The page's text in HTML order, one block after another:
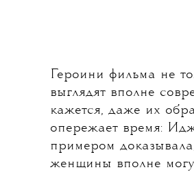
Героини фильма не
выглядят вполне
кажется, даже их
опережает время:
примером
женщины вполне